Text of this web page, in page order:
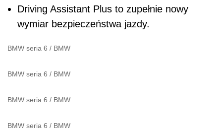
Driving Assistant Plus to zupełnie nowy
wymiar bezpieczeństwa jazdy.
BMW seria 6 / BMW
BMW seria 6 / BMW
BMW seria 6 / BMW
BMW seria 6 / BMW